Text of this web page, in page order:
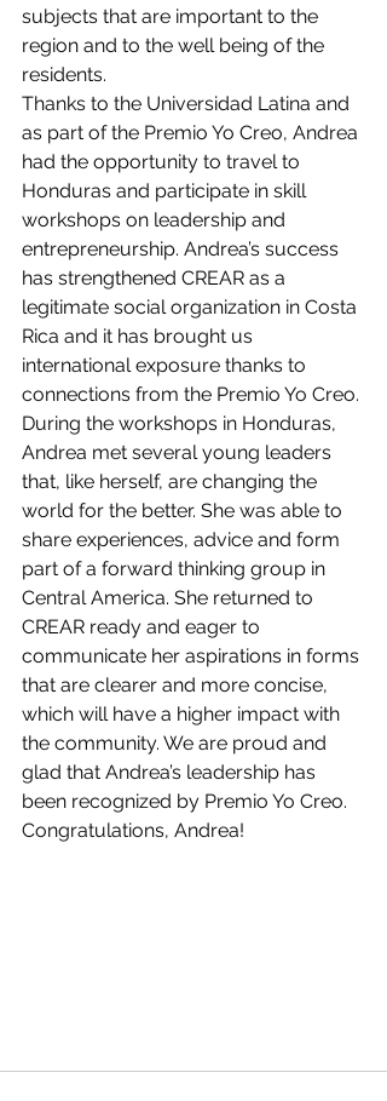
subjects that are important to the
region and to the well being of the
residents.
Thanks to the Universidad Latina and
as part of the Premio Yo Creo, Andrea
had the opportunity to travel to
Honduras and participate in skill
workshops on leadership and
entrepreneurship. Andrea’s success
has strengthened CREAR as a
legitimate social organization in Costa
Rica and it has brought us
international exposure thanks to
connections from the Premio Yo Creo.
During the workshops in Honduras,
Andrea met several young leaders
that, like herself, are changing the
world for the better. She was able to
share experiences, advice and form
part of a forward thinking group in
Central America. She returned to
CREAR ready and eager to
communicate her aspirations in forms
that are clearer and more concise,
which will have a higher impact with
the community. We are proud and
glad that Andrea’s leadership has
been recognized by Premio Yo Creo.
Congratulations, Andrea!